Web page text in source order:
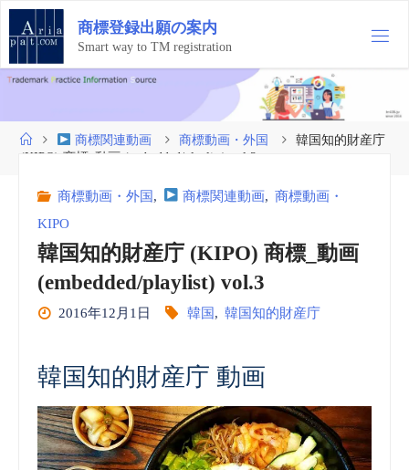
コ
テ
ン
ツ
ス
商標登録出願の案内
Smart way to TM registration
ホ
ー
商標関連動画 商標動画・外国
韓国知的財産庁
(KIPO) 商標_動画 (embedded/playlist) vol.3
商標動画・外国, 商標関連動画, 商標動画・
KIPO
韓国知的財産庁 (KIPO) 商標_動画
(embedded/playlist) vol.3
2016年12月1日 韓国, 韓国知的財産庁
韓国知的財産庁 動画